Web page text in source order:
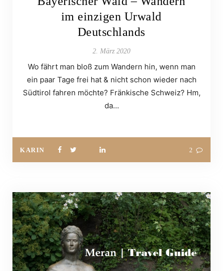
im einzigen Urwald
Deutschlands
2. März 2020
Wo fährt man bloß zum Wandern hin, wenn man
ein paar Tage frei hat & nicht schon wieder nach
Südtirol fahren möchte? Fränkische Schweiz? Hm,
da…
KARIN 2